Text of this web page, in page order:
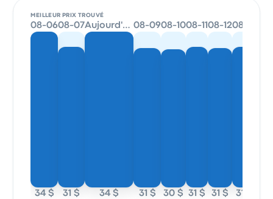
MEILLEUR PRIX TROUVÉ
08-06
34 $
08-07
31 $
Aujourd'hui
34 $
08-09
31 $
08-10
30 $
08-11
31 $
08-12
31 $
08-13
31 $